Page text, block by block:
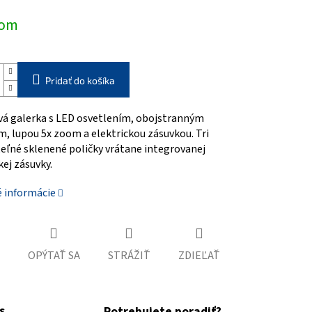
Pridať do košíka
galerka s LED osvetlením, obojstranným
lupou 5x zoom a elektrickou zásuvkou. Tri
sklenené poličky vrátane integrovanej
zásuvky.
informácie
OPÝTAŤ SA STRÁŽIŤ ZDIEĽAŤ